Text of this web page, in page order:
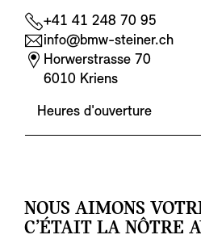
+41 41 248 70 95
info@bmw-steiner.ch
Horwerstrasse 70
6010 Kriens
Heures d'ouverture
NOUS AIMONS
C’ÉTAIT LA NÔTRE